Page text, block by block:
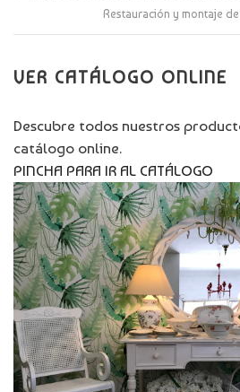
Restauración y montaje
VER CATÁLOGO ONLINE
Descubre todos nuestros
catálogo online.
PINCHA PARA IR AL CATÁLOGO